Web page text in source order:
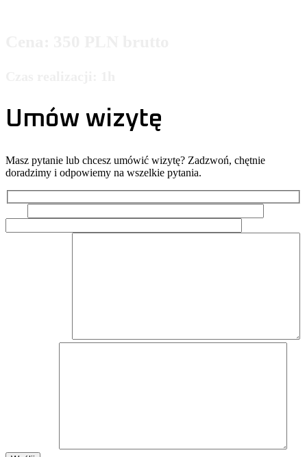
Umów wizytę
Masz pytanie lub chcesz umówić wizytę? Zadzwoń, chętnie
doradzimy i odpowiemy na wszelkie pytania.